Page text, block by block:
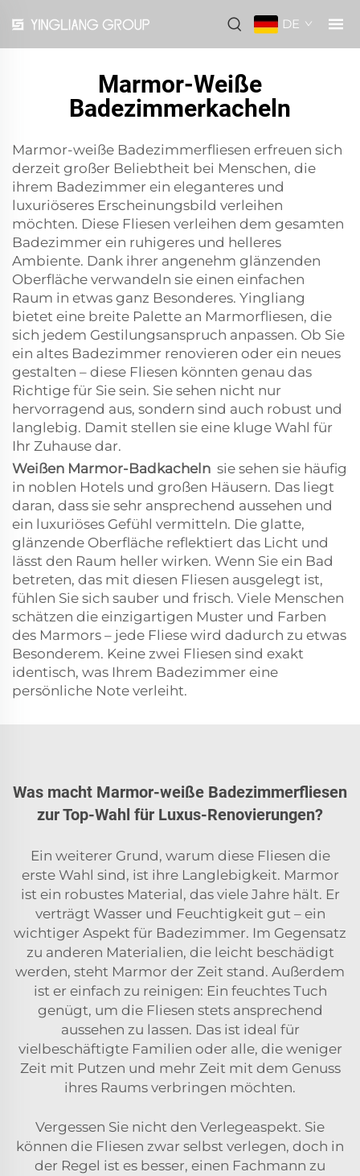
DE
Marmor-Weiße
Badezimmerkacheln
Marmor-weiße Badezimmerfliesen erfreuen sich
derzeit großer Beliebtheit bei Menschen, die
ihrem Badezimmer ein eleganteres und
luxuriöseres Erscheinungsbild verleihen
möchten. Diese Fliesen verleihen dem gesamten
Badezimmer ein ruhigeres und helleres
Ambiente. Dank ihrer angenehm glänzenden
Oberfläche verwandeln sie einen einfachen
Raum in etwas ganz Besonderes. Yingliang
bietet eine breite Palette an Marmorfliesen, die
sich jedem Gestilungsanspruch anpassen. Ob Sie
ein altes Badezimmer renovieren oder ein neues
gestalten – diese Fliesen könnten genau das
Richtige für Sie sein. Sie sehen nicht nur
hervorragend aus, sondern sind auch robust und
langlebig. Damit stellen sie eine kluge Wahl für
Ihr Zuhause dar.
Weißen Marmor-Badkacheln sie sehen sie häufig
in noblen Hotels und großen Häusern. Das liegt
daran, dass sie sehr ansprechend aussehen und
ein luxuriöses Gefühl vermitteln. Die glatte,
glänzende Oberfläche reflektiert das Licht und
lässt den Raum heller wirken. Wenn Sie ein Bad
betreten, das mit diesen Fliesen ausgelegt ist,
fühlen Sie sich sauber und frisch. Viele Menschen
schätzen die einzigartigen Muster und Farben
des Marmors – jede Fliese wird dadurch zu etwas
Besonderem. Keine zwei Fliesen sind exakt
identisch, was Ihrem Badezimmer eine
persönliche Note verleiht.
Was macht Marmor-weiße Badezimmerfliesen
zur Top-Wahl für Luxus-Renovierungen?
Ein weiterer Grund, warum diese Fliesen die
erste Wahl sind, ist ihre Langlebigkeit. Marmor
ist ein robustes Material, das viele Jahre hält. Er
verträgt Wasser und Feuchtigkeit gut – ein
wichtiger Aspekt für Badezimmer. Im Gegensatz
zu anderen Materialien, die leicht beschädigt
werden, steht Marmor der Zeit stand. Außerdem
ist er einfach zu reinigen: Ein feuchtes Tuch
genügt, um die Fliesen stets ansprechend
aussehen zu lassen. Das ist ideal für
vielbeschäftigte Familien oder alle, die weniger
Zeit mit Putzen und mehr Zeit mit dem Genuss
ihres Raums verbringen möchten.
Vergessen Sie nicht den Verlegeaspekt. Sie
können die Fliesen zwar selbst verlegen, doch in
der Regel ist es besser, einen Fachmann zu